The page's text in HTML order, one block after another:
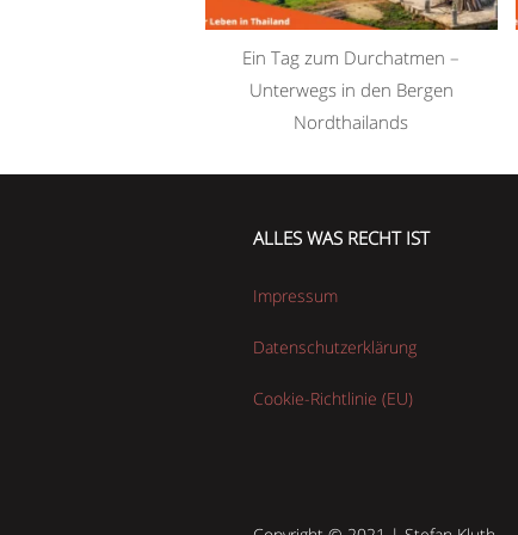
Ein Tag zum Durchatmen –
Unterwegs in den Bergen
Nordthailands
ALLES WAS RECHT IST
Impressum
Datenschutzerklärung
Cookie-Richtlinie (EU)